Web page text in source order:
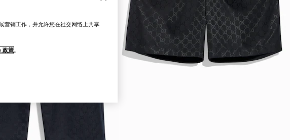
营销工作，并允许您在社交网络上共享
政策。